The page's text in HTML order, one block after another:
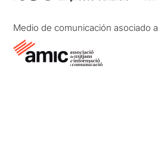
Medio de comunicación asociado a